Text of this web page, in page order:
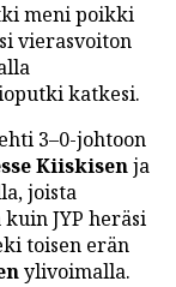
meni poikki
vierasvoiton
katkesi.
3–0-johtoon
Kiiskisenja
joista
JYP heräsi
toisen erän
ylivoimalla.